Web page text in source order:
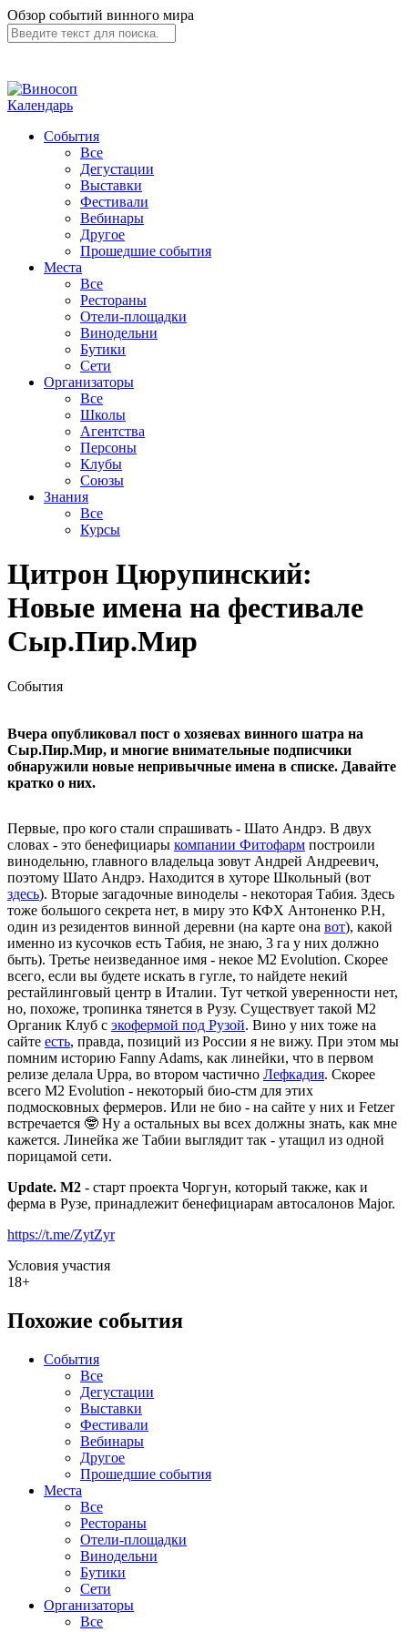
Обзор событий винного мира
Календарь
События
Все
Дегустации
Выставки
Фестивали
Вебинары
Другое
Прошедшие события
Места
Все
Рестораны
Отели-площадки
Винодельни
Бутики
Сети
Организаторы
Все
Школы
Агентства
Персоны
Клубы
Союзы
Знания
Все
Курсы
Цитрон Цюрупинский:
Новые имена на фестивале
Сыр.Пир.Мир
События
Вчера опубликовал пост о хозяевах винного шатра на
Сыр.Пир.Мир, и многие внимательные подписчики
обнаружили новые непривычные имена в списке. Давайте
кратко о них.
Первые, про кого стали спрашивать - Шато Андрэ. В двух
словах - это бенефициары компании Фитофарм построили
винодельню, главного владельца зовут Андрей Андреевич,
поэтому Шато Андрэ. Находится в хуторе Школьный (вот
здесь). Вторые загадочные виноделы - некоторая Табия. Здесь
тоже большого секрета нет, в миру это КФХ Антоненко Р.Н,
один из резидентов винной деревни (на карте она вот), какой
именно из кусочков есть Табия, не знаю, 3 га у них должно
быть). Третье неизведанное имя - некое M2 Evolution. Скорее
всего, если вы будете искать в гугле, то найдете некий
рестайлинговый центр в Италии. Тут четкой уверенности нет,
но, похоже, тропинка тянется в Рузу. Существует такой M2
Органик Клуб с экофермой под Рузой. Вино у них тоже на
сайте есть, правда, позиций из России я не вижу. При этом мы
помним историю Fanny Adams, как линейки, что в первом
релизе делала Uppa, во втором частично Лефкадия. Скорее
всего M2 Evolution - некоторый био-стм для этих
подмосковных фермеров. Или не био - на сайте у них и Fetzer
встречается 🤓 Ну а остальных вы всех должны знать, как мне
кажется. Линейка же Табии выглядит так - утащил из одной
порицамой сети.
Update. M2 - старт проекта Чоргун, который также, как и
ферма в Рузе, принадлежит бенефициарам автосалонов Major.
https://t.me/ZytZyr
Условия участия
18+
Похожие события
События
Все
Дегустации
Выставки
Фестивали
Вебинары
Другое
Прошедшие события
Места
Все
Рестораны
Отели-площадки
Винодельни
Бутики
Сети
Организаторы
Все